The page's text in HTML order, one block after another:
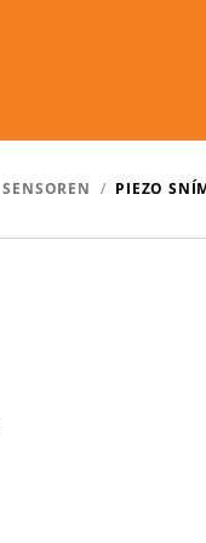
SENSOREN / PIEZO